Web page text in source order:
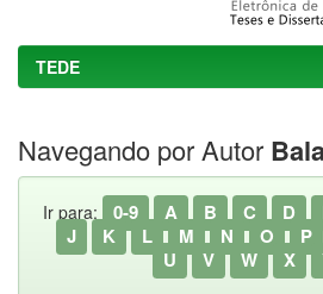
TEDE
Navegando por Autor
Ir para: 0-9 A B C D
J
K L M N O P
U
V W X